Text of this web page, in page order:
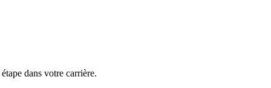
dans votre carrière.